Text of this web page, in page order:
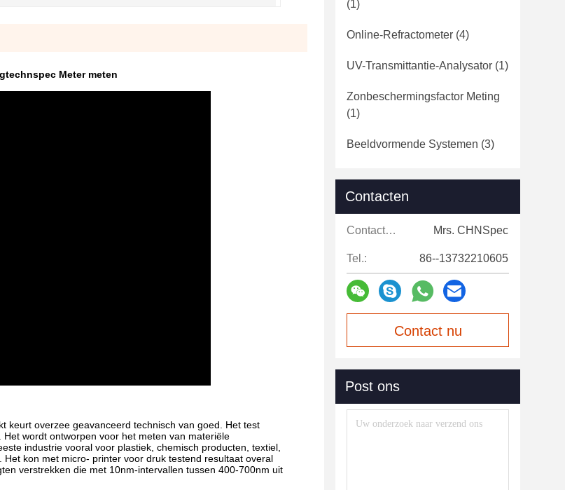
Meter meten
keurt overzee geavanceerd technisch van goed. Het test
wordt ontworpen voor het meten van materiële
industrie vooral voor plastiek, chemisch producten, textiel,
kon met micro- printer voor druk testend resultaat overal
verstrekken die met 10nm-intervallen tussen 400-700nm uit
(1)
Online-Refractometer (4)
UV-Transmittantie-Analysator (1)
Zonbeschermingsfactor Meting
(1)
Beeldvormende Systemen (3)
Contacten
Contacten: Mrs. CHNSpec
Tel.: 86--13732210605
Contact nu
Post ons